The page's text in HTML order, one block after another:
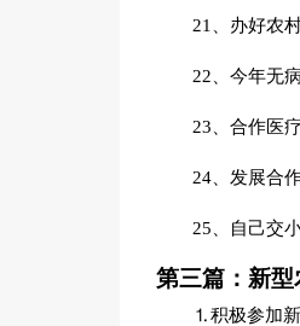
21、办好农
22、今年无
23、合作医
24、发展合
25、自己交
第三篇：新
⒈积极参加